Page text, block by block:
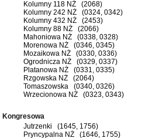
Kolumny 118 NŻ (2068)
Kolumny 242 NŻ (0324, 0342)
Kolumny 432 NŻ (2453)
Kolumny 88 NŻ (2066)
Mahoniowa NŻ (0338, 0328)
Morenowa NŻ (0346, 0345)
Mozaikowa NŻ (0330, 0336)
Ogrodnicza NŻ (0329, 0337)
Platanowa NŻ (0331, 0335)
Rzgowska NŻ (2064)
Tomaszowska (0340, 0326)
Wrzecionowa NŻ (0323, 0343)
Kongresowa
Jutrzenki (1645, 1756)
Pryncypalna NŻ (1646, 1755)